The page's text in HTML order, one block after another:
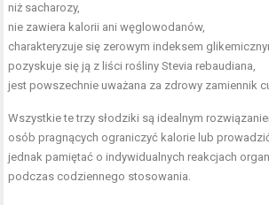
niż sacharozy,
nie zawiera kalorii ani węglowodanów,
charakteryzuje się zerowym indeksem
pozyskuje się ją z liści rośliny Stevia rebaudiana,
jest powszechnie uważana za zdrowy zamiennik
Wszystkie te trzy słodziki są idealnym
osób pragnących ograniczyć kalorie lub
jednak pamiętać o indywidualnych reakcjach
podczas codziennego stosowania.